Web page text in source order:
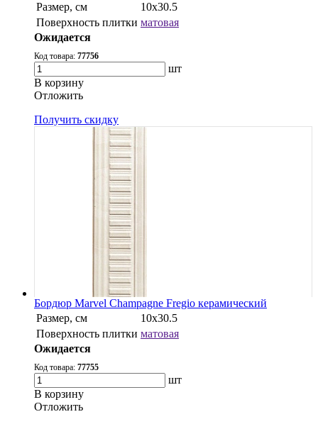
Размер, см
10x30.5
Поверхность плитки матовая
Ожидается
Код товара: 77756
шт
В корзину
Oтложить
Получить скидку
Бордюр Marvel Champagne Fregio керамический
Размер, см
10x30.5
Поверхность плитки матовая
Ожидается
Код товара: 77755
шт
В корзину
Oтложить